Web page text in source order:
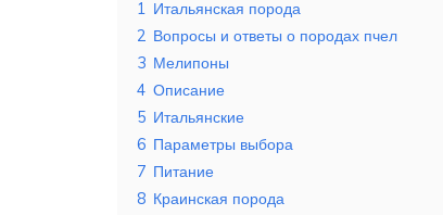
1 Итальянская порода
2 Вопросы и ответы о породах пчел
3 Мелипоны
4 Описание
5 Итальянские
6 Параметры выбора
7 Питание
8 Краинская порода